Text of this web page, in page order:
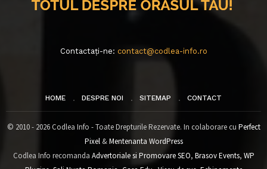
Contactați-ne: contact@codlea-info.ro
HOME DESPRE NOI SITEMAP CONTACT
© 2010 - 2026 Codlea Info - Toate Drepturile Rezervate. In colaborare cu Perfect
Pixel&Mentenanta WordPress
Codlea Info recomanda Advertoriale si Promovare SEO, Brasov Events, WP